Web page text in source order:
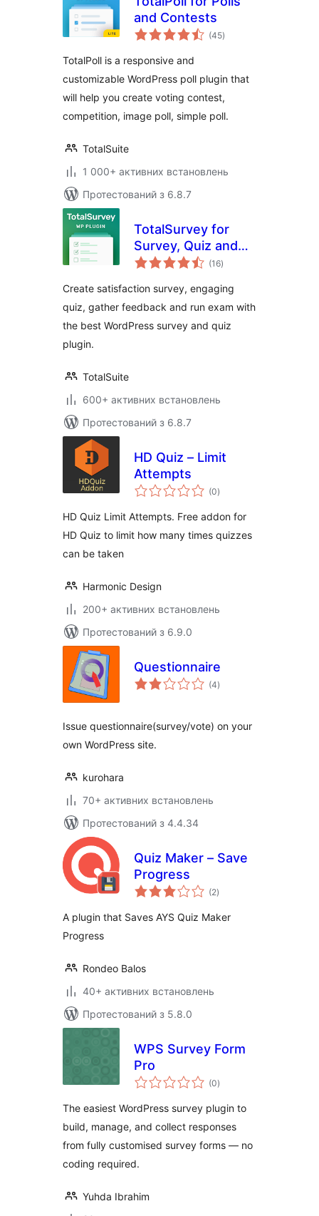
and Contests
(45загальний
рейтинг
)
TotalPoll is a responsive and
customizable WordPress poll plugin that
will help you create voting contest,
competition, image poll, simple poll.
TotalSuite
1 000+ активних встановлень
Протестований з 6.8.7
TotalSurvey for
Survey, Quiz and
Form
(16загальний
рейтинг
)
Create satisfaction survey, engaging
quiz, gather feedback and run exam with
the best WordPress survey and quiz
plugin.
TotalSuite
600+ активних встановлень
Протестований з 6.8.7
HD Quiz – Limit
Attempts
(0загальний
рейтинг
)
HD Quiz Limit Attempts. Free addon for
HD Quiz to limit how many times quizzes
can be taken
Harmonic Design
200+ активних встановлень
Протестований з 6.9.0
Questionnaire
(4загальний
рейтинг
)
Issue questionnaire(survey/vote) on your
own WordPress site.
kurohara
70+ активних встановлень
Протестований з 4.4.34
Quiz Maker – Save
Progress
(2загальний
рейтинг
)
A plugin that Saves AYS Quiz Maker
Progress
Rondeo Balos
40+ активних встановлень
Протестований з 5.8.0
WPS Survey Form
Pro
(0загальний
рейтинг
)
The easiest WordPress survey plugin to
build, manage, and collect responses
from fully customised survey forms — no
coding required.
Yuhda Ibrahim